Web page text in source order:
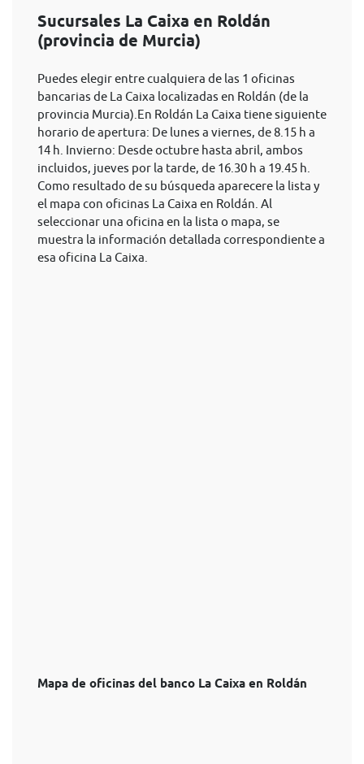
Sucursales La Caixa en Roldán
(provincia de Murcia)
Puedes elegir entre cualquiera de las 1 oficinas
bancarias de La Caixa localizadas en Roldán (de la
provincia Murcia).En Roldán La Caixa tiene siguiente
horario de apertura: De lunes a viernes, de 8.15 h a
14 h. Invierno: Desde octubre hasta abril, ambos
incluidos, jueves por la tarde, de 16.30 h a 19.45 h.
Como resultado de su búsqueda aparecere la lista y
el mapa con oficinas La Caixa en Roldán. Al
seleccionar una oficina en la lista o mapa, se
muestra la información detallada correspondiente a
esa oficina La Caixa.
Mapa de oficinas del banco La Caixa en Roldán